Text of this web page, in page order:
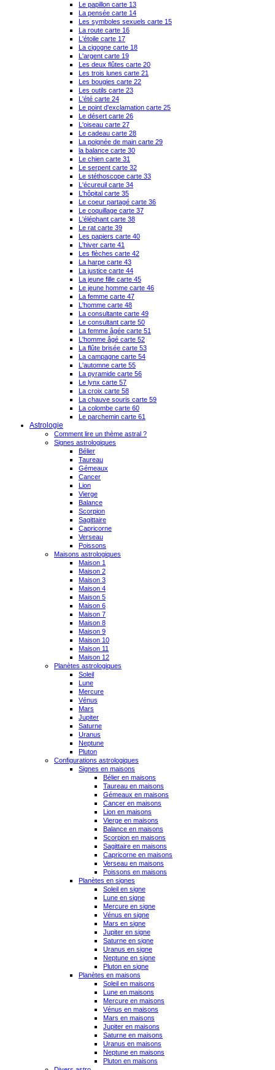
Le papillon carte 13
La pensée carte 14
Les symboles sexuels carte 15
La route carte 16
L'étoile carte 17
La cigogne carte 18
L'argent carte 19
Les deux flûtes carte 20
Les trois lunes carte 21
Les bougies carte 22
Les outils carte 23
L'été carte 24
Le point d'exclamation carte 25
Le désert carte 26
L'oiseau carte 27
Le cadeau carte 28
La poignée de main carte 29
la balance carte 30
Le chien carte 31
Le serpent carte 32
Le stéthoscope carte 33
L'écureuil carte 34
L'hôpital carte 35
Le coeur partagé carte 36
Le coquillage carte 37
L'éléphant carte 38
Le rat carte 39
Les papiers carte 40
L'hiver carte 41
Les flèches carte 42
La harpe carte 43
La justice carte 44
La jeune fille carte 45
Le jeune homme carte 46
La femme carte 47
L'homme carte 48
La consultante carte 49
Le consultant carte 50
La femme âgée carte 51
L'homme âgé carte 52
La flûte brisée carte 53
La campagne carte 54
L'automne carte 55
La pyramide carte 56
Le lynx carte 57
La croix carte 58
La chauve souris carte 59
La colombe carte 60
Le parchemin carte 61
Astrologie
Comment lire un thème astral ?
Signes astrologiques
Bélier
Taureau
Gémeaux
Cancer
Lion
Vierge
Balance
Scorpion
Sagittaire
Capricorne
Verseau
Poissons
Maisons astrologiques
Maison 1
Maison 2
Maison 3
Maison 4
Maison 5
Maison 6
Maison 7
Maison 8
Maison 9
Maison 10
Maison 11
Maison 12
Planètes astrologiques
Soleil
Lune
Mercure
Vénus
Mars
Jupiter
Saturne
Uranus
Neptune
Pluton
Configurations astrologiques
Signes en maisons
Bélier en maisons
Taureau en maisons
Gémeaux en maisons
Cancer en maisons
Lion en maisons
Vierge en maisons
Balance en maisons
Scorpion en maisons
Sagittaire en maisons
Capricorne en maisons
Verseau en maisons
Poissons en maisons
Planètes en signes
Soleil en signe
Lune en signe
Mercure en signe
Vénus en signe
Mars en signe
Jupiter en signe
Saturne en signe
Uranus en signe
Neptune en signe
Pluton en signe
Planètes en maisons
Soleil en maisons
Lune en maisons
Mercure en maisons
Vénus en maisons
Mars en maisons
Jupiter en maisons
Saturne en maisons
Uranus en maisons
Neptune en maisons
Pluton en maisons